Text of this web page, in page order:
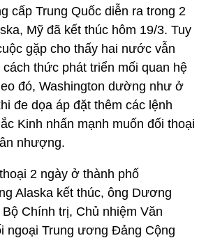
cấp Trung Quốc diễn ra trong 2
Mỹ đã kết thúc hôm 19/3. Tuy
gặp cho thấy hai nước vẫn
thức phát triển mối quan hệ
đó, Washington dường như ở
đe dọa áp đặt thêm các lệnh
Kinh nhấn mạnh muốn đối thoại
nhượng.
2 ngày ở thành phố
Alaska kết thúc, ông Dương
Chính trị, Chủ nhiệm Văn
ngoại Trung ương Đảng Cộng